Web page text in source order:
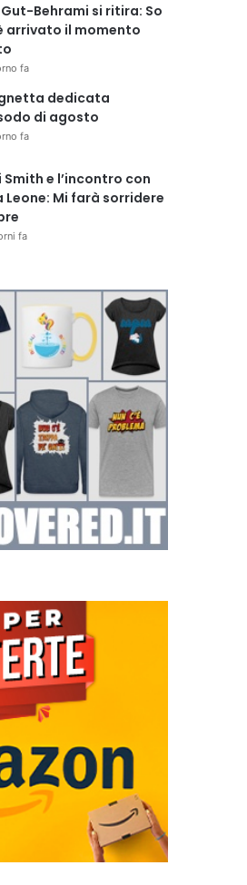
Behrami si ritira: So
arrivato il momento
fa
dedicata
di agosto
fa
e l’incontro con
Leone: Mi farà sorridere
fa